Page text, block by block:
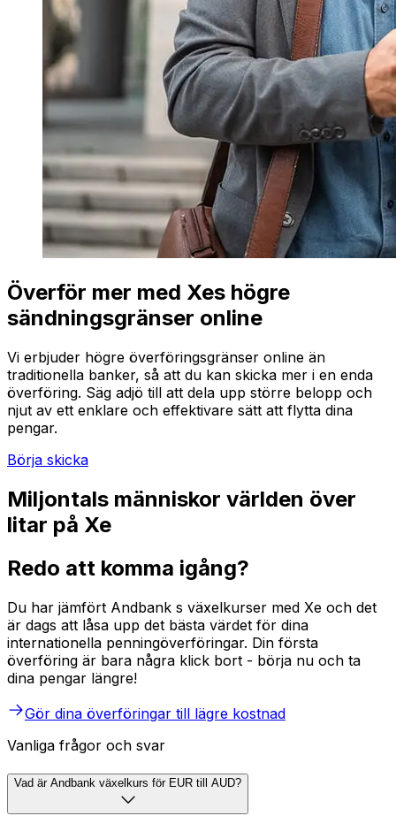
Överför mer med Xes högre
sändningsgränser online
Vi erbjuder högre överföringsgränser online än
traditionella banker, så att du kan skicka mer i en enda
överföring. Säg adjö till att dela upp större belopp och
njut av ett enklare och effektivare sätt att flytta dina
pengar.
Börja skicka
Miljontals människor världen över
litar på Xe
Redo att komma igång?
Du har jämfört Andbank s växelkurser med Xe och det
är dags att låsa upp det bästa värdet för dina
internationella penningöverföringar. Din första
överföring är bara några klick bort - börja nu och ta
dina pengar längre!
Gör dina överföringar till lägre kostnad
Vanliga frågor och svar
Vad är Andbank växelkurs för EUR till AUD?